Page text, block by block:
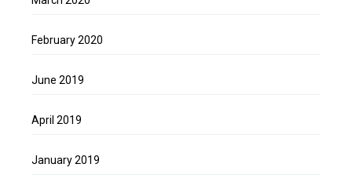
February 2020
June 2019
April 2019
January 2019